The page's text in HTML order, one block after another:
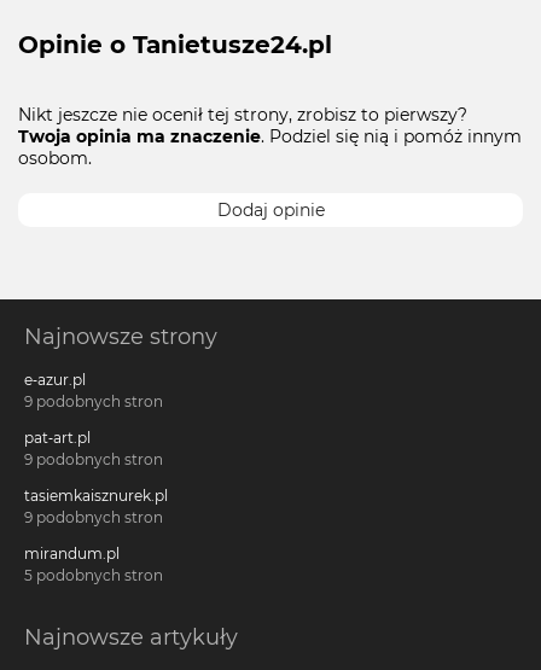
Opinie o Tanietusze24.pl
Nikt jeszcze nie ocenił tej strony, zrobisz to pierwszy?
Twoja opinia ma znaczenie. Podziel się nią i pomóż innym
osobom.
Dodaj opinie
Najnowsze strony
e-azur.pl
9 podobnych stron
pat-art.pl
9 podobnych stron
tasiemkaisznurek.pl
9 podobnych stron
mirandum.pl
5 podobnych stron
Najnowsze artykuły